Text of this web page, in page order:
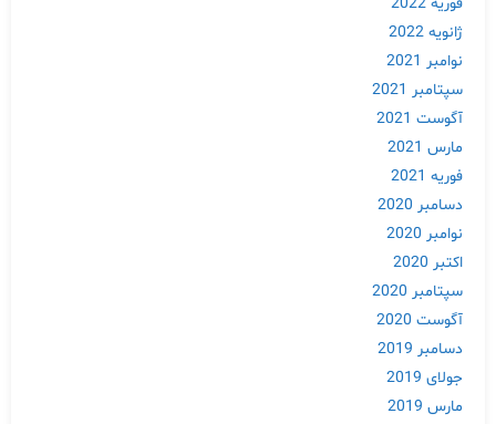
فوریه 2022
ژانویه 2022
نوامبر 2021
سپتامبر 2021
آگوست 2021
مارس 2021
فوریه 2021
دسامبر 2020
نوامبر 2020
اکتبر 2020
سپتامبر 2020
آگوست 2020
دسامبر 2019
جولای 2019
مارس 2019